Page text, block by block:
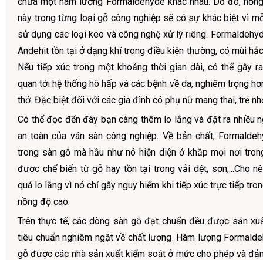
này trong từng loại gỗ công nghiệp sẽ có sự khác biệt vì
sử dụng các loại keo và công nghệ xử lý riêng.
Andehit tồn tại ở dạng khí trong điều kiện thường, có mùi
Nếu tiếp xúc trong một khoảng thời gian dài, có thể gây
quan tới hệ thống hô hấp và các bệnh về da, nghiêm trọng
thở. Đặc biệt đối với các gia đình có phụ nữ mang thai, trẻ
Có thể đọc đến đây bạn càng thêm lo lắng và đặt ra nhiều
an toàn của ván sàn công nghiệp. Về bản chất,
trong sàn gỗ mà hầu như nó hiện diện ở khắp mọi nơi
được chế biến từ gỗ hay tồn tại trong vải dệt, sơn,...Cho
quá lo lắng vì nó chỉ gây nguy hiểm khi tiếp xúc trực tiếp
nồng độ cao.
Trên thực tế, các dòng sàn gỗ đạt chuẩn đều được sản
tiêu chuẩn nghiêm ngặt về chất lượng. Hàm lượng
gỗ được các nhà sản xuất kiểm soát ở mức cho phép và